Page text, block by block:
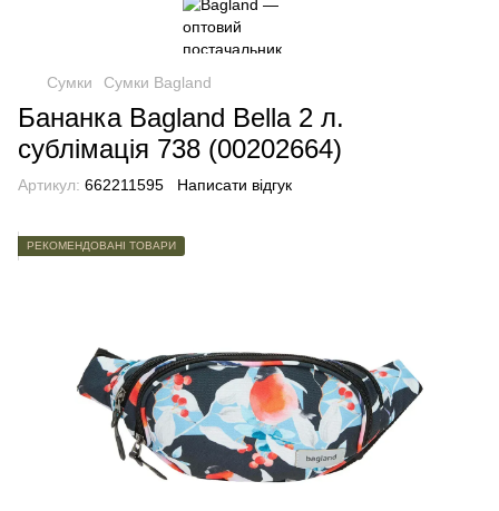
Сумки Сумки Bagland
Бананка Bagland Bella 2 л.
сублімація 738 (00202664)
Артикул: 662211595 Написати відгук
РЕКОМЕНДОВАНІ ТОВАРИ